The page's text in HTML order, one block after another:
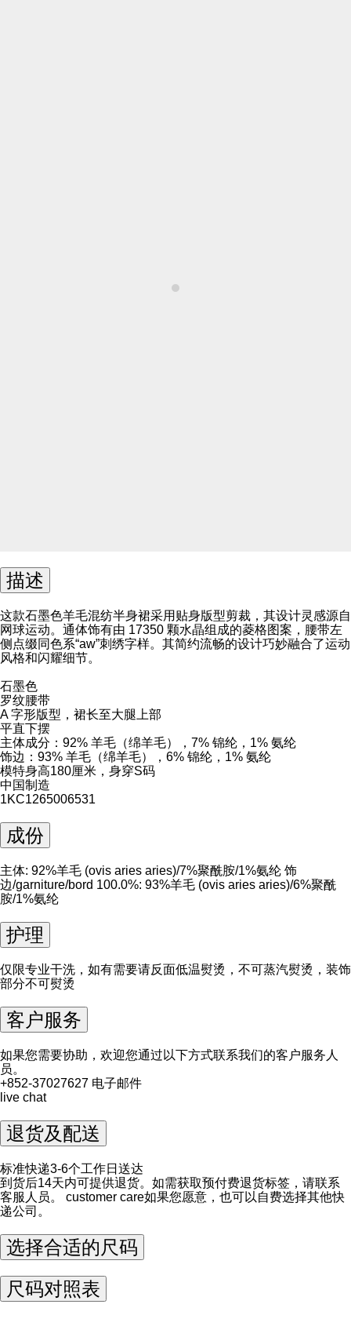
描述
这款石墨色羊毛混纺半身裙采用贴身版型剪裁，其设计灵感源自
网球运动。通体饰有由 17350 颗水晶组成的菱格图案，腰带左
侧点缀同色系“aw”刺绣字样。其简约流畅的设计巧妙融合了运动
风格和闪耀细节。
石墨色
罗纹腰带
A 字形版型，裙长至大腿上部
平直下摆
主体成分：92% 羊毛（绵羊毛），7% 锦纶，1% 氨纶
饰边：93% 羊毛（绵羊毛），6% 锦纶，1% 氨纶
模特身高180厘米，身穿S码
中国制造
1KC1265006531
成份
主体: 92%羊毛 (ovis aries aries)/7%聚酰胺/1%氨纶 饰
边/garniture/bord 100.0%: 93%羊毛 (ovis aries aries)/6%聚酰
胺/1%氨纶
护理
仅限专业干洗，如有需要请反面低温熨烫，不可蒸汽熨烫，装饰
部分不可熨烫
客户服务
如果您需要协助，欢迎您通过以下方式联系我们的客户服务人
员。
+852-37027627 电子邮件
live chat
退货及配送
标准快递3-6个工作日送达
到货后14天内可提供退货。如需获取预付费退货标签，请联系
客服人员。 customer care如果您愿意，也可以自费选择其他快
递公司。
选择合适的尺码
尺码对照表